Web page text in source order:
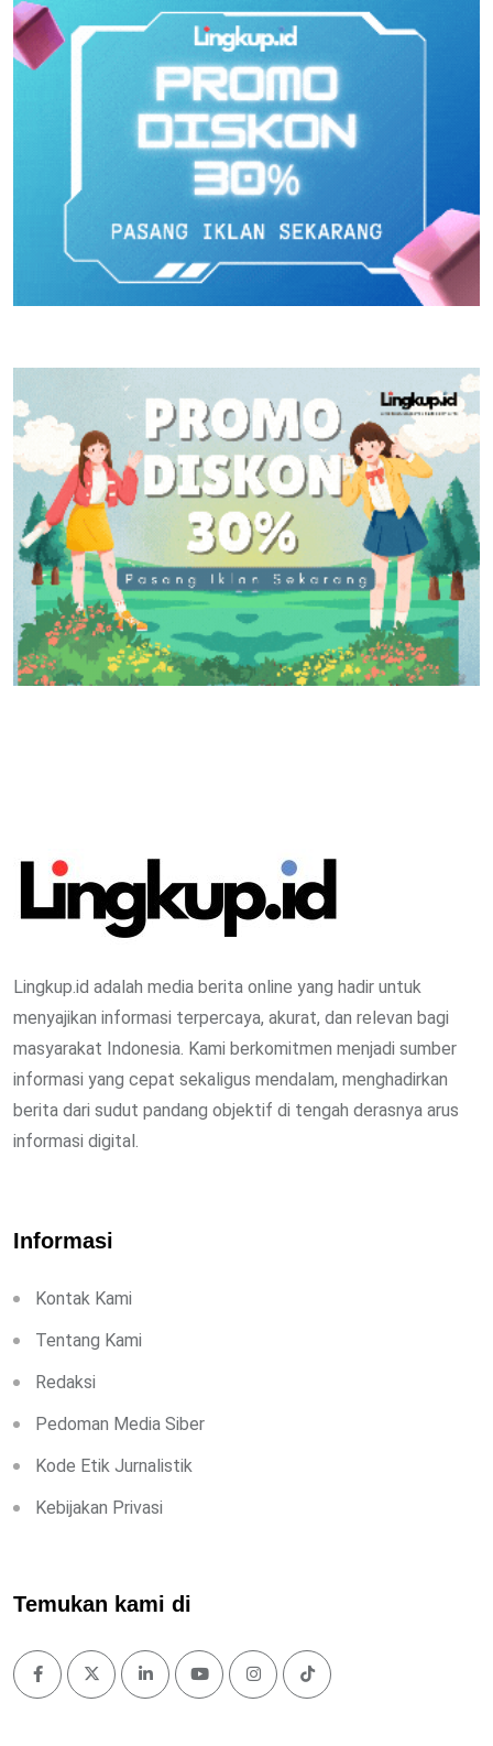
Lingkup.id adalah media berita online yang hadir untuk
menyajikan informasi terpercaya, akurat, dan relevan bagi
masyarakat Indonesia. Kami berkomitmen menjadi sumber
informasi yang cepat sekaligus mendalam, menghadirkan
berita dari sudut pandang objektif di tengah derasnya arus
informasi digital.
Informasi
Kontak Kami
Tentang Kami
Redaksi
Pedoman Media Siber
Kode Etik Jurnalistik
Kebijakan Privasi
Temukan kami di